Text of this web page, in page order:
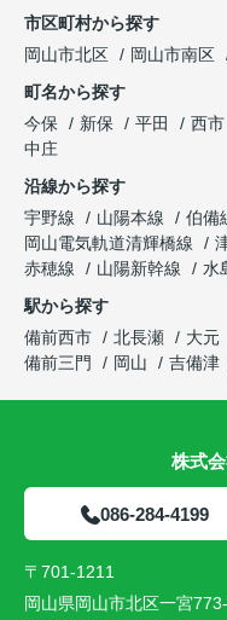
市区町村から探す
岡山市北区
岡山市南区
町名から探す
今保
新保 平田 西市
中庄
沿線から探す
宇野線
山陽本線 伯備
岡山電気軌道清輝橋線
赤穂線
山陽新幹線
水
駅から探す
備前西市
北長瀬 大元
備前三門
岡山 吉備津
株式
086-284-4199
〒701-1211
岡山県岡山市北区一宮